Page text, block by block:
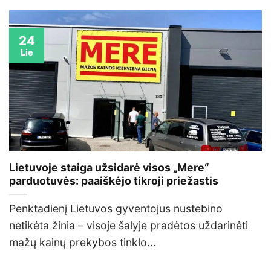
Lietuvoje staiga užsidarė visos „Mere“
parduotuvės: paaiškėjo tikroji priežastis
Penktadienį Lietuvos gyventojus nustebino
netikėta žinia – visoje šalyje pradėtos uždarinėti
mažų kainų prekybos tinklo...
24
Lie